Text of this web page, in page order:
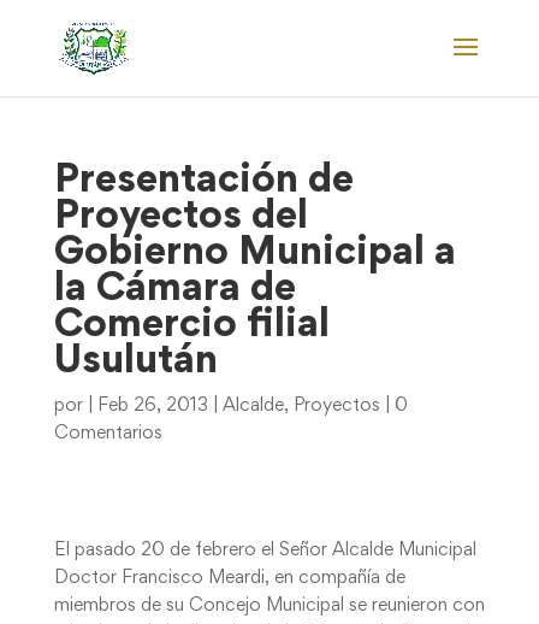
Presentación de
Proyectos del
Gobierno Municipal a
la Cámara de
Comercio filial
Usulután
por Feb 26, 2013 Alcalde, Proyectos
0
Comentarios
El pasado 20 de febrero el Señor Alcalde Municipal
Doctor Francisco Meardi, en compañía de
miembros de su Concejo Municipal se reunieron con